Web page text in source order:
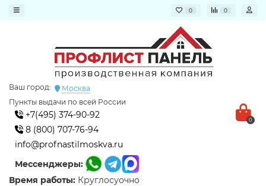
0 0
Ваш город:
Москва
Пункты выдачи по всей России
+7(495) 374-90-92
8 (800) 707-76-94
info@profnastilmoskva.ru
Мессенджеры:
Время работы: Круглосуочно
0